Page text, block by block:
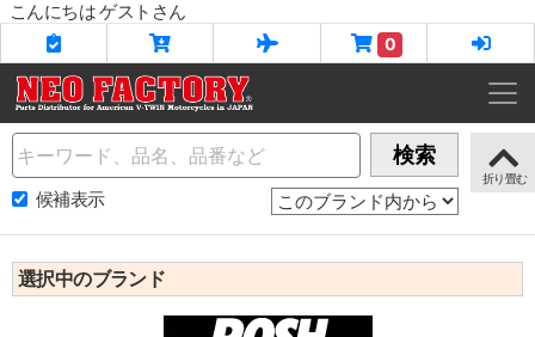
こんにちは ゲストさん
0
Name 検索
候補表示
選択中のブランド